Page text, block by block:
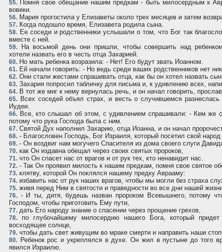
55. Помня свое обещание нашим предкам - быть милосердным к
вовеки.
56. Мария прогостила у Елизаветы около трех месяцев и затем
57. Когда подошло время, Елизавета родила сына.
58. Ее соседи и родственники услышали о том, что Бог так
вместе с ней.
59. На восьмой день они пришли, чтобы совершить над
хотели назвать его в честь отца Захарией.
60. Но мать ребенка возразила: - Нет! Его будут звать Иоанном.
61. Ей начали говорить: - Но ведь среди ваших родственников нет
62. Они стали жестами спрашивать отца, как бы он хотел назвать
63. Захария попросил табличку для письма и, к удивлению всех,
64. В тот же миг к нему вернулась речь, и он начал говорить,
65. Всех соседей объял страх, и весть о случившемся разнеслась
Иудеи.
66. Все, кто слышал об этом, с удивлением спрашивали: - Кем же
потому что рука Господа была с ним.
67. Святой Дух наполнил Захарию, отца Иоанна, и он начал
68. - Благословен Господь, Бог Израиля, который посетил свой народ
69. - Он воздвиг нам могучего Спасителя из дома своего слуги
70. как Он издавна обещал через своих святых пророков,
71. что Он спасет нас от врагов и от рук тех, кто ненавидит нас.
72. - Так Он проявил милость к нашим предкам, помня свое святое
73. клятву, которой Он поклялся нашему предку Aврааму:
74. избавить нас от рук наших врагов, чтобы мы могли без страха
75. живя перед Ним в святости и праведности во все дни нашей
76. - И ты, дитя, будешь назван пророком Всевышнего, потому
Господом, чтобы приготовить Ему пути,
77. дать Его народу знание о спасении через прощение грехов,
78. по глубочайшему милосердию нашего Бога, который
восходящее солнце,
79. чтобы дать свет живущим во мраке смерти и направить наши
80. Ребенок рос и укреплялся в духе. Он жил в пустыне до того
явился Израилю.